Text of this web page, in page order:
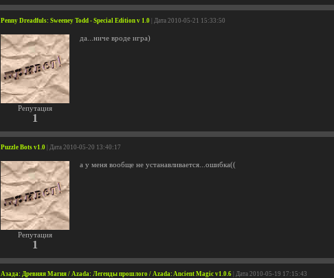
Penny Dreadfuls: Sweeney Todd - Special Edition v 1.0 | Дата 2010-05-21 15:33:50
Репутация
1
да...ниче вроде игра)
Puzzle Bots v1.0 | Дата 2010-05-20 13:40:17
Репутация
1
а у меня вообще не устанавливается...ошибка((
Азада: Древняя Магия / Azada: Легенды прошлого / Azada: Ancient Magic v1.0.6 | Дата 2010-05-19 17:15:43